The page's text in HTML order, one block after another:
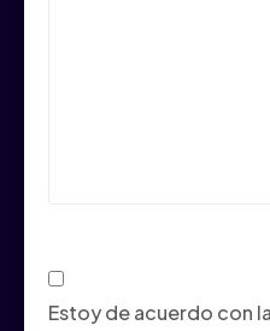
Consentimiento
Estoy de acuerdo con